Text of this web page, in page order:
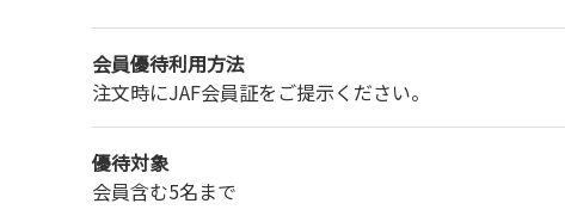
会員優待利用方法
注文時にJAF会員証をご提示ください。
優待対象
会員含む5名まで